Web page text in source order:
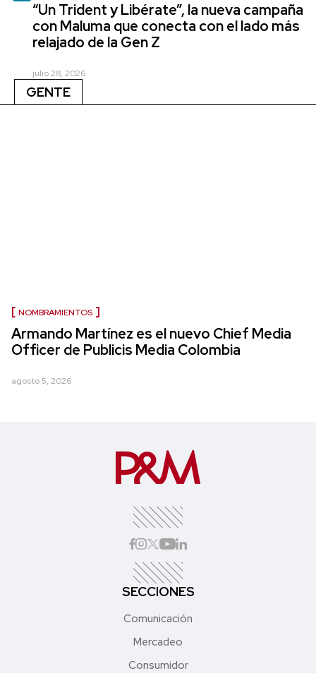
“Un Trident y Libérate”, la nueva campaña
con Maluma que conecta con el lado más
relajado de la Gen Z
julio 28, 2026
GENTE
NOMBRAMIENTOS
Armando Martínez es el nuevo Chief Media
Officer de Publicis Media Colombia
agosto 5, 2026
SECCIONES
Comunicación
Mercadeo
Consumidor